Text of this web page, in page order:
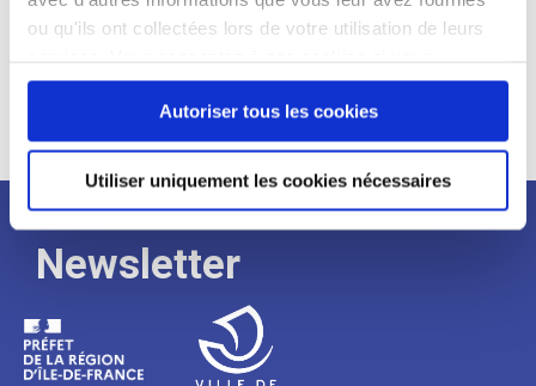
ou qu'ils ont collectées lors de votre utilisation de leurs
continuez à utiliser notre site Web.
Autoriser tous les cookies
Utiliser uniquement les cookies nécessaires
de
recrutement
Newsletter